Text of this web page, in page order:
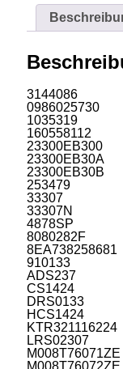
3144086
0986025730
1035319
160558112
23300EB300
23300EB30A
23300EB30B
253479
33307
33307N
4878SP
8080282F
8EA738258681
910133
ADS237
CS1424
DRS0133
HCS1424
KTR321116224
LRS02307
M008T76071ZE
M008T76072ZE